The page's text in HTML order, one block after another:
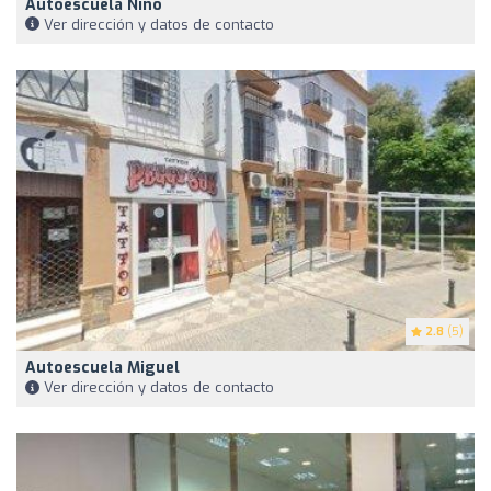
Autoescuela Nino
Ver dirección y datos de contacto
2.8 (5)
Autoescuela Miguel
Ver dirección y datos de contacto